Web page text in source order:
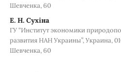
Шевченка, 60
Е. Н. Сухіна
ГУ “Институт экономики
развития НАН Украины”, Украина,
Шевченка, 60